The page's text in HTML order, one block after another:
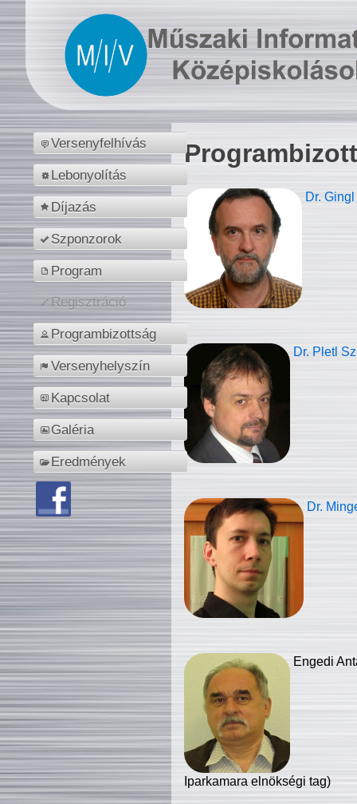
Versenyfelhívás
Lebonyolítás
Díjazás
Szponzorok
Program
Regisztráció
Programbizottság
Versenyhelyszín
Kapcsolat
Galéria
Eredmények
Dr.
Dr. Pletl
Dr.
Engedi
Iparkamara elnökségi tag)